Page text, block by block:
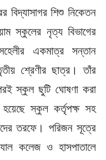
বিদ্যাসাগর শিশু নিকেতন
স্কুলের নৃত্য বিভাগের
একমাত্র সন্তান
শ্রেণীর ছাত্র। তাঁর
স্কুল ছুটি ঘোষণা করা
স্কুল কর্তৃপক্ষ সহ
তরফে। পরিজন সূত্রে
কলেজ ও হাসপাতালে